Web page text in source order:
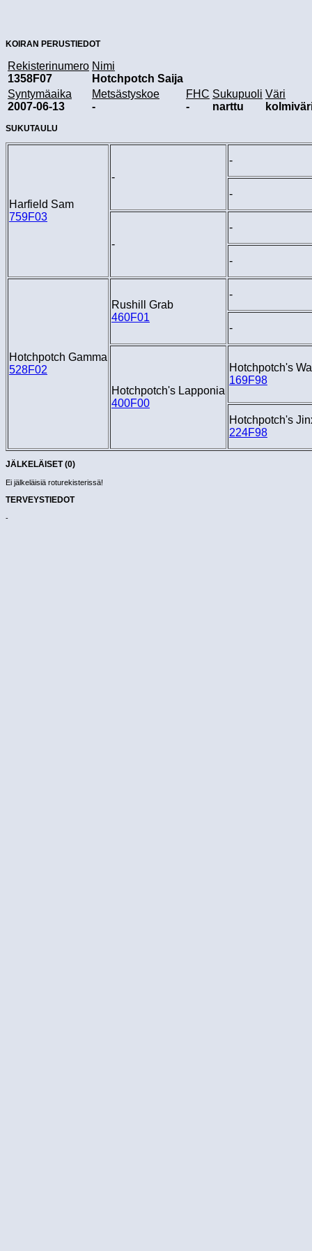
KOIRAN PERUSTIEDOT
Rekisterinumero
1358F07
Nimi
Hotchpotch Saija
Syntymäaika
2007-06-13
Metsästyskoe
-
FHC
-
Sukupuoli
narttu
Väri
SUKUTAULU
Harfield Sam
759F03
-
-
-
-
-
-
Hotchpotch Gamma
528F02
Rushill Grab
460F01
-
-
Hotchpotch's Lapponia
400F00
Hotchpotch's
169F98
Hotchpotch's
224F98
JÄLKELÄISET (0)
Ei jälkeläisiä roturekisterissä!
TERVEYSTIEDOT
-